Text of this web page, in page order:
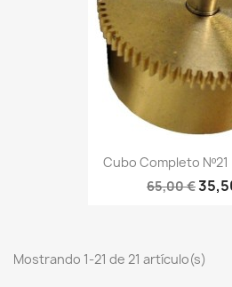
Cubo Completo Nº21
65,00 €
Mostrando 1-21 de 21 artículo(s)